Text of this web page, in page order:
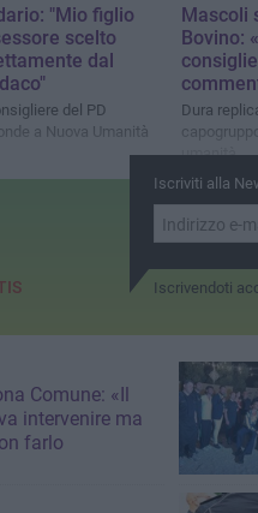
"Mio figlio
scelto
dal
del PD
a Nuova Umanità
Mascoli
Bovino:
Dura
umanità
Iscriviti alla
Iscrivendoti
Comune: «Il
intervenire ma
farlo